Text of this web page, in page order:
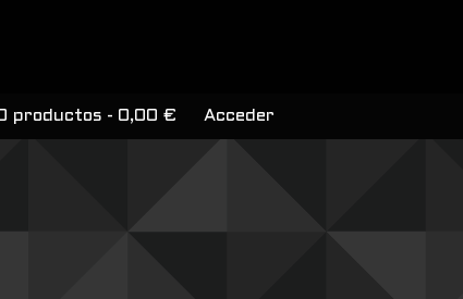
productos 0,00 € Acceder